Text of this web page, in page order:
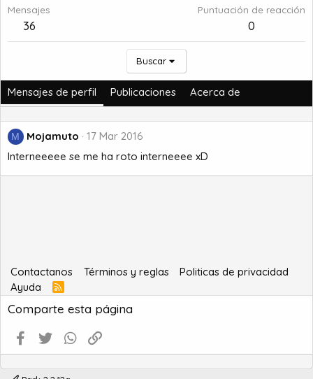
Mensajes
36
Puntuación de reacción
0
Buscar
Mensajes de perfil Publicaciones Acerca de
M Mojamuto
17 Mar 2016
Interneeeee se me ha roto interneeee xD
Contactanos Términos y reglas
Politicas de privacidad
Ayuda
R
S
S
Comparte esta página
Facebook
Twitter WhatsApp